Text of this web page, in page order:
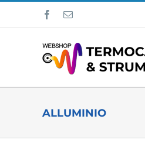
Facebook
Email
ALLUMINIO